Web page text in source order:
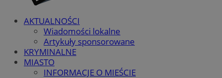
AKTUALNOŚCI
Wiadomości lokalne
Artykuły sponsorowane
KRYMINALNE
MIASTO
INFORMACJE O MIEŚCIE